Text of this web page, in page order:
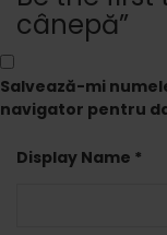
cânepă”
Salvează-mi
navigator pentru
Display Name *